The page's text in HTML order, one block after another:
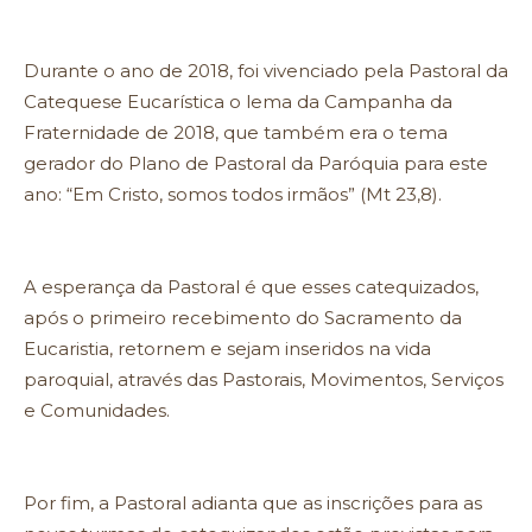
Durante o ano de 2018, foi vivenciado pela Pastoral da
Catequese Eucarística o lema da Campanha da
Fraternidade de 2018, que também era o tema
gerador do Plano de Pastoral da Paróquia para este
ano: “Em Cristo, somos todos irmãos” (Mt 23,8).
A esperança da Pastoral é que esses catequizados,
após o primeiro recebimento do Sacramento da
Eucaristia, retornem e sejam inseridos na vida
paroquial, através das Pastorais, Movimentos, Serviços
e Comunidades.
Por fim, a Pastoral adianta que as inscrições para as